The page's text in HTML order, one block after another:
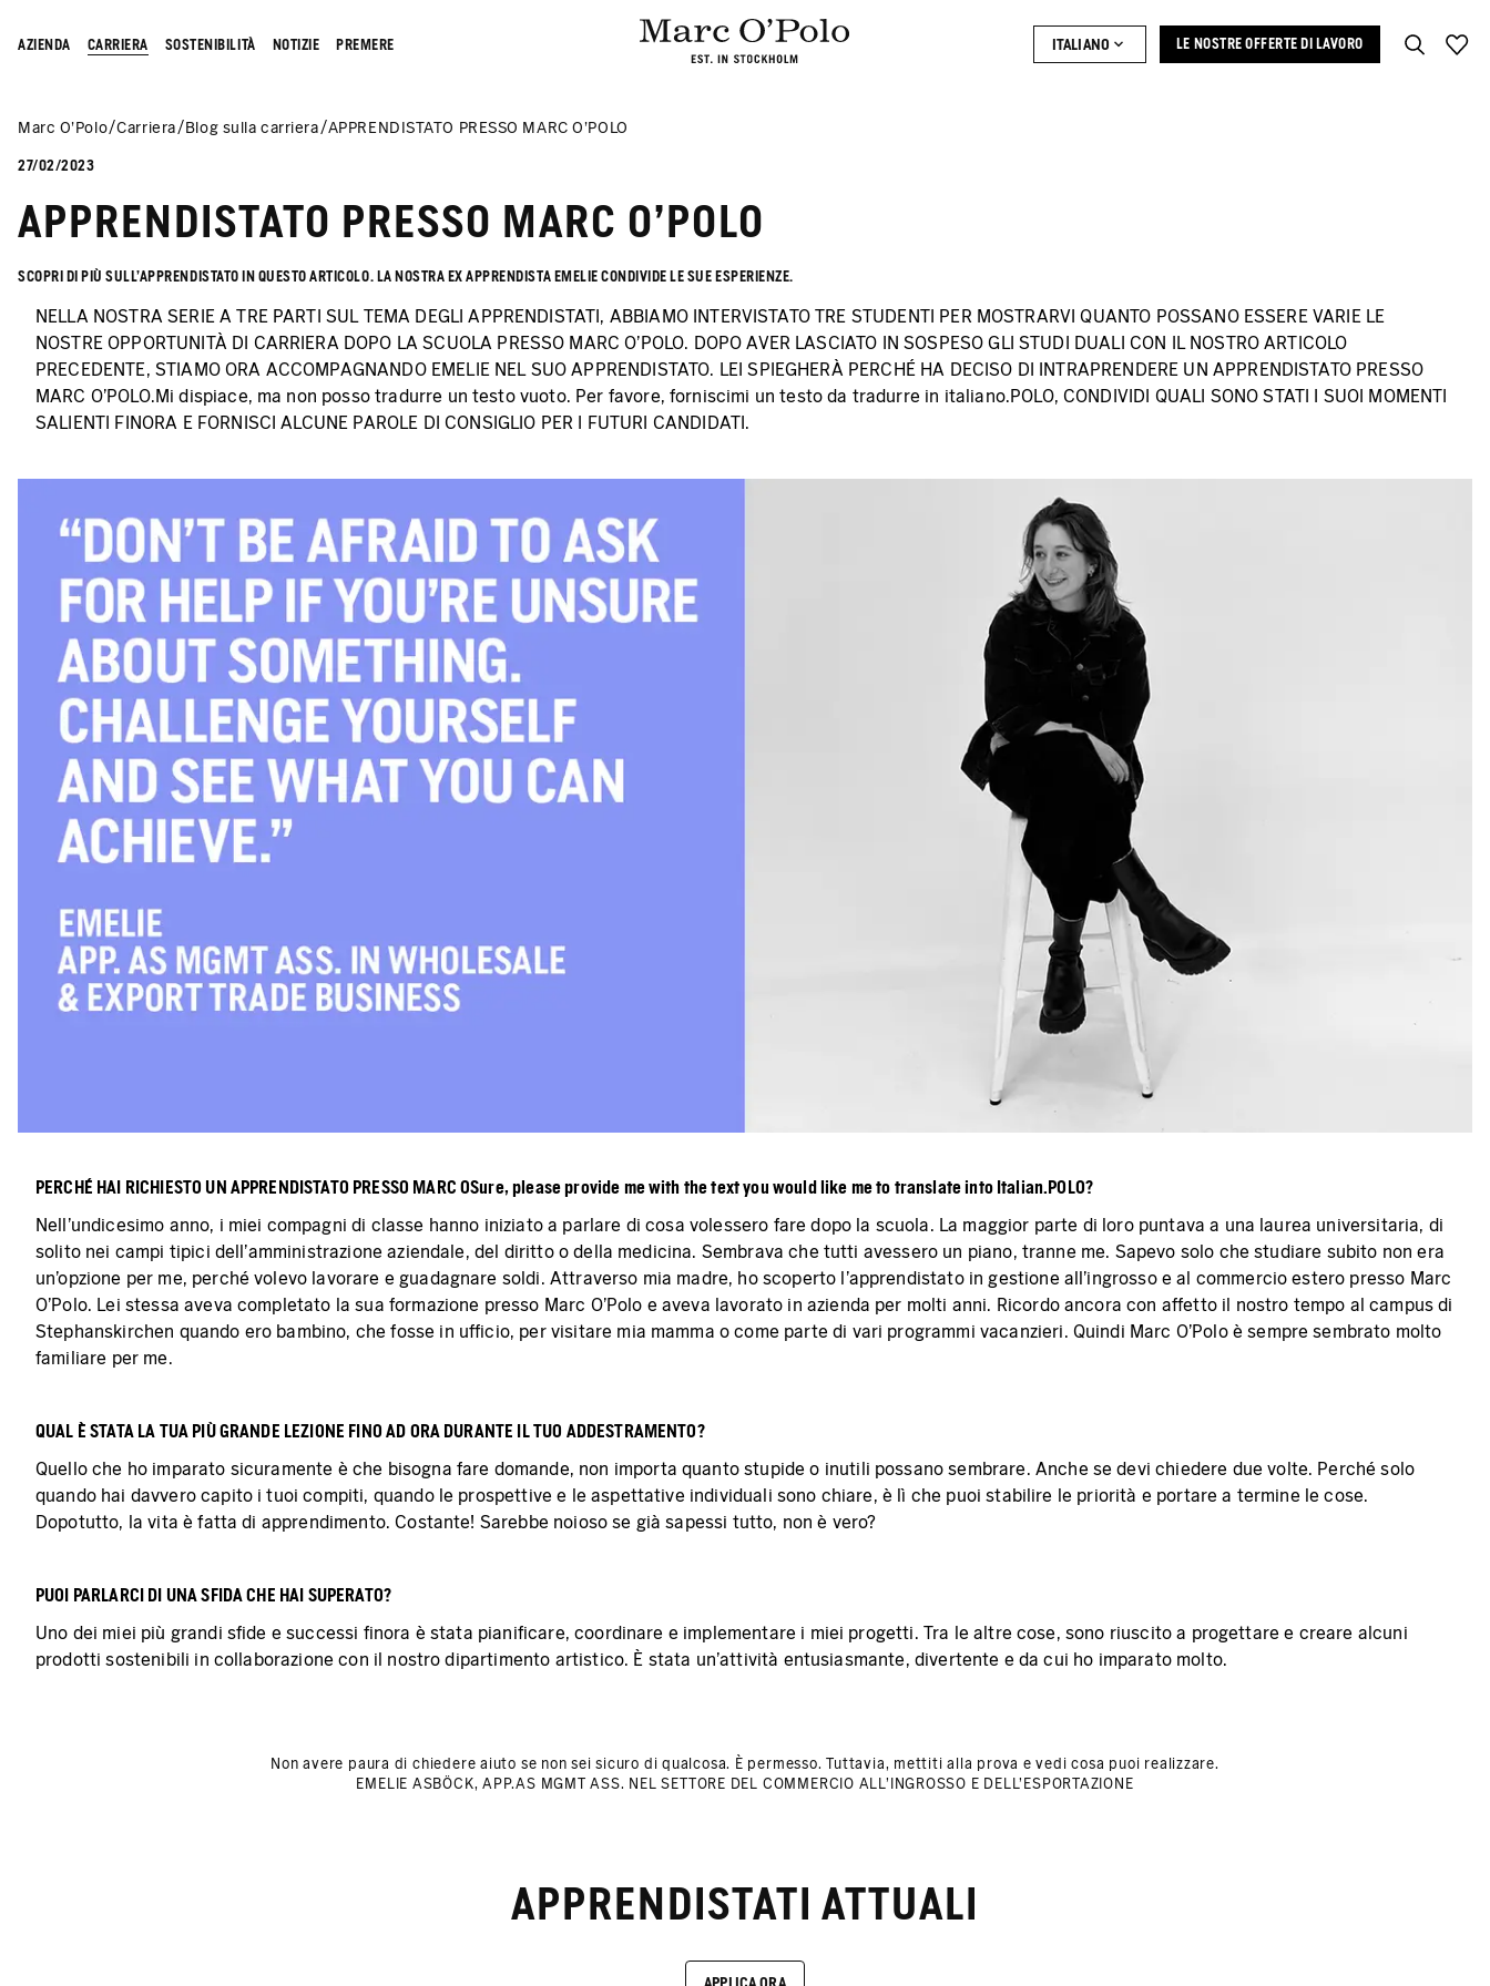
AZIENDA CARRIERA SOSTENIBILITÀ NOTIZIE PREMERE ITALIANO LE NOSTRE OFFERTE DI LAVORO
Marc O’Polo Carriera Blog sulla carriera APPRENDISTATO PRESSO MARC O'POLO
27/02/2023
APPRENDISTATO PRESSO MARC O'POLO
SCOPRI DI PIÙ SULL'APPRENDISTATO IN QUESTO ARTICOLO. LA NOSTRA EX APPRENDISTA EMELIE CONDIVIDE LE SUE ESPERIENZE.
NELLA NOSTRA SERIE A TRE PARTI SUL TEMA DEGLI APPRENDISTATI, ABBIAMO INTERVISTATO TRE STUDENTI PER MOSTRARVI QUANTO POSSANO ESSERE VARIE LE
NOSTRE OPPORTUNITÀ DI CARRIERA DOPO LA SCUOLA PRESSO MARC O'POLO. DOPO AVER LASCIATO IN SOSPESO GLI STUDI DUALI CON IL NOSTRO ARTICOLO
PRECEDENTE, STIAMO ORA ACCOMPAGNANDO EMELIE NEL SUO APPRENDISTATO. LEI SPIEGHERÀ PERCHÉ HA DECISO DI INTRAPRENDERE UN APPRENDISTATO PRESSO
MARC O'POLO.Mi dispiace, ma non posso tradurre un testo vuoto. Per favore, forniscimi un testo da tradurre in italiano.POLO, CONDIVIDI QUALI SONO STATI I SUOI MOMENTI
SALIENTI FINORA E FORNISCI ALCUNE PAROLE DI CONSIGLIO PER I FUTURI CANDIDATI.
PERCHÉ HAI RICHIESTO UN APPRENDISTATO PRESSO MARC OSure, please provide me with the text you would like me to translate into Italian. POLO?
Nell'undicesimo anno, i miei compagni di classe hanno iniziato a parlare di cosa volessero fare dopo la scuola. La maggior parte di loro puntava a una laurea universitaria, di
solito nei campi tipici dell'amministrazione aziendale, del diritto o della medicina. Sembrava che tutti avessero un piano, tranne me. Sapevo solo che studiare subito non era
un'opzione per me, perché volevo lavorare e guadagnare soldi. Attraverso mia madre, ho scoperto l'apprendistato in gestione all'ingrosso e al commercio estero presso Marc
O'Polo. Lei stessa aveva completato la sua formazione presso Marc O'Polo e aveva lavorato in azienda per molti anni. Ricordo ancora con affetto il nostro tempo al campus di
Stephanskirchen quando ero bambino, che fosse in ufficio, per visitare mia mamma o come parte di vari programmi vacanzieri. Quindi Marc O'Polo è sempre sembrato molto
familiare per me.
QUAL È STATA LA TUA PIÙ GRANDE LEZIONE FINO AD ORA DURANTE IL TUO ADDESTRAMENTO?
Quello che ho imparato sicuramente è che bisogna fare domande, non importa quanto stupide o inutili possano sembrare. Anche se devi chiedere due volte. Perché solo
quando hai davvero capito i tuoi compiti, quando le prospettive e le aspettative individuali sono chiare, è lì che puoi stabilire le priorità e portare a termine le cose.
Dopotutto, la vita è fatta di apprendimento. Costante! Sarebbe noioso se già sapessi tutto, non è vero?
PUOI PARLARCI DI UNA SFIDA CHE HAI SUPERATO?
Uno dei miei più grandi sfide e successi finora è stata pianificare, coordinare e implementare i miei progetti. Tra le altre cose, sono riuscito a progettare e creare alcuni
prodotti sostenibili in collaborazione con il nostro dipartimento artistico. È stata un'attività entusiasmante, divertente e da cui ho imparato molto.
Non avere paura di chiedere aiuto se non sei sicuro di qualcosa. È permesso. Tuttavia, mettiti alla prova e vedi cosa puoi realizzare.
EMELIE ASBÖCK, APP.AS MGMT ASS. NEL SETTORE DEL COMMERCIO ALL'INGROSSO E DELL'ESPORTAZIONE
APPRENDISTATI ATTUALI